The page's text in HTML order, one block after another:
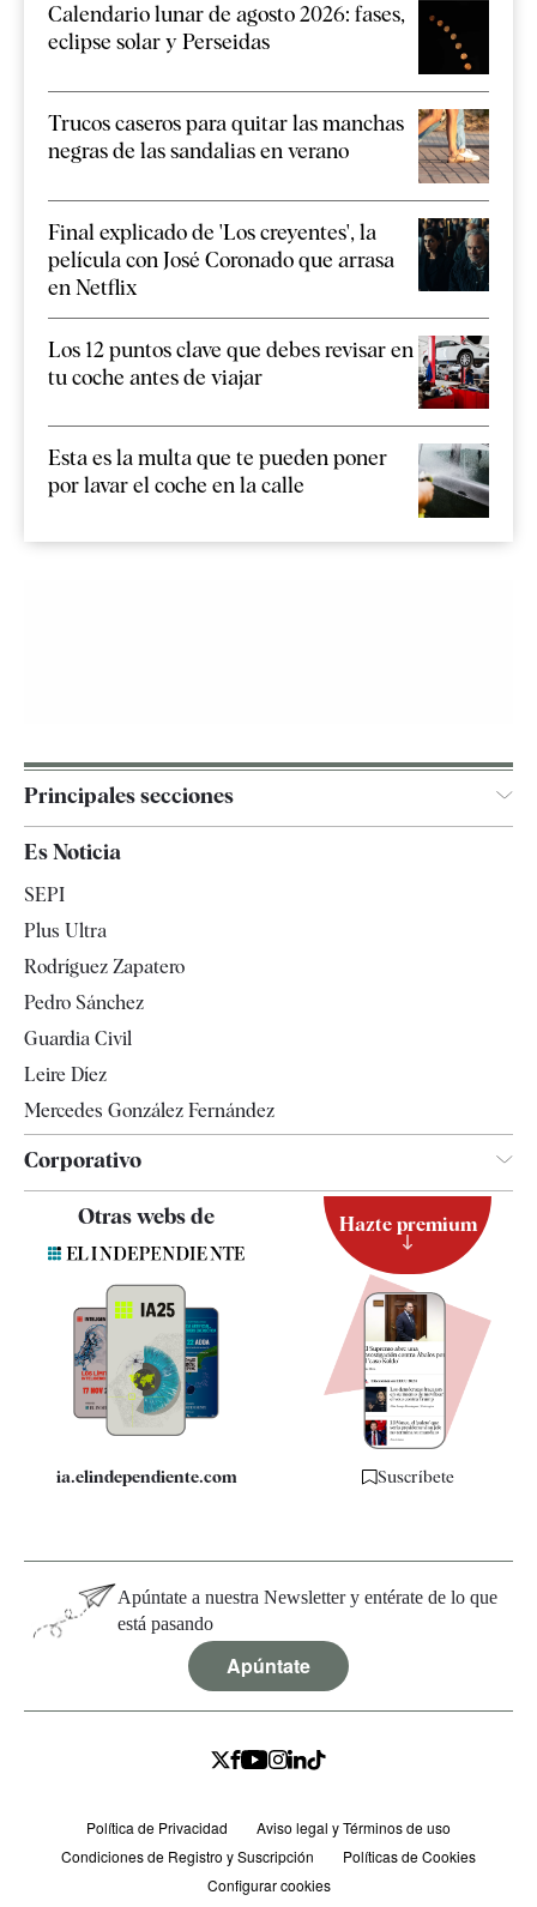
Calendario lunar de agosto 2026: fases,
eclipse solar y Perseidas
Trucos caseros para quitar las manchas
negras de las sandalias en verano
Final explicado de 'Los creyentes', la
película con José Coronado que arrasa
en Netflix
Los 12 puntos clave que debes revisar en
tu coche antes de viajar
Esta es la multa que te pueden poner
por lavar el coche en la calle
Principales secciones
Televisión
Es Noticia
SEPI
Plus Ultra
Rodríguez Zapatero
Pedro Sánchez
Guardia Civil
Leire Díez
Mercedes González Fernández
Corporativo
Quiénes somos
Especificaciones
Otras webs de
ia.elindependiente.com
Hazte premium
Suscríbete
Apúntate a nuestra Newsletter y entérate de lo que
está pasando
Apúntate
Política de Privacidad
Aviso legal y Términos de uso
Condiciones de Registro y Suscripción
Políticas de Cookies
Configurar cookies